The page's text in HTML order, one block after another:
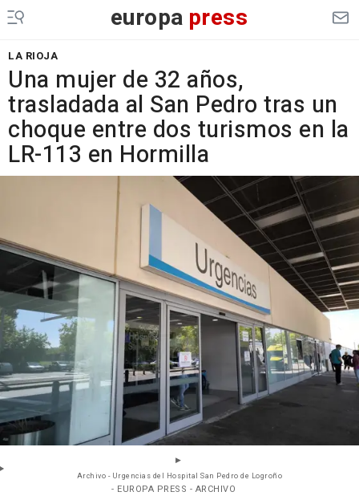
europa press
LA RIOJA
Una mujer de 32 años,
trasladada al San Pedro tras un
choque entre dos turismos en la
LR-113 en Hormilla
Archivo - Urgencias del Hospital San Pedro de Logroño
- EUROPA PRESS - ARCHIVO